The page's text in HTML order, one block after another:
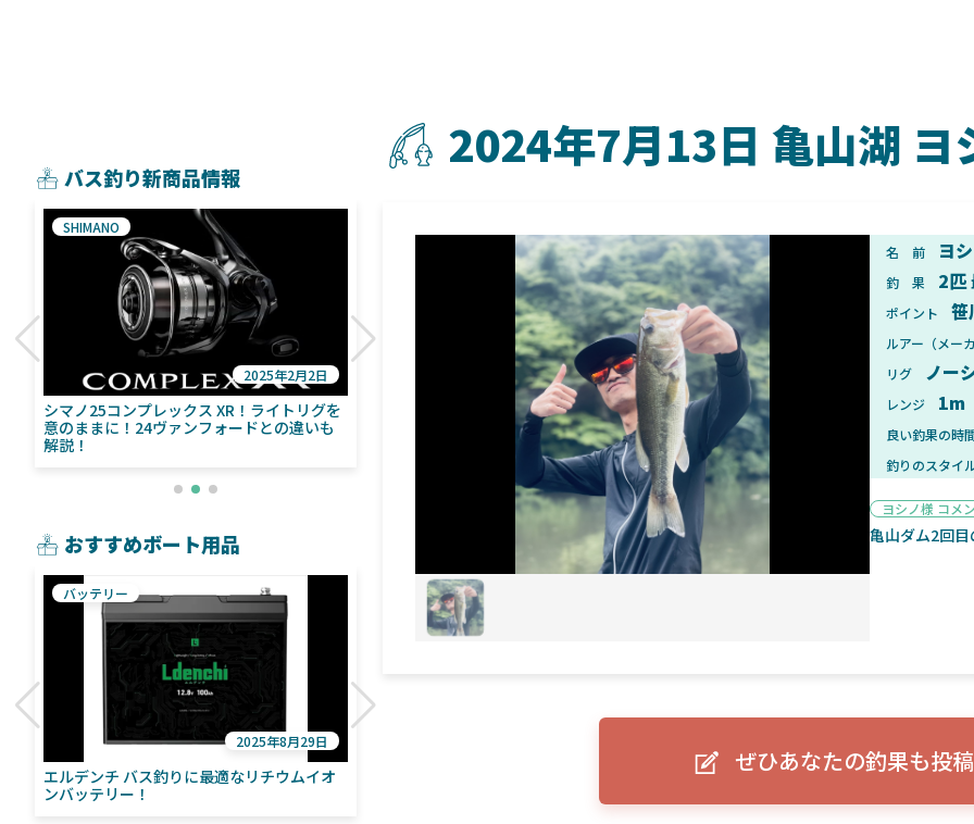
2024年7月13日 亀山湖 ヨ
名 前 ヨ
釣 果 2匹
ポイント 笹
ルアー（メー
リグ
ノー
レンジ 1m
良い釣果の時
釣りのスタイ
ヨシノ様 コメ
亀山ダム2回
ぜひあなたの釣果も投
バス釣り新商品情報
シマノ25コンプレックス XR！ライトリグを
意のままに！24ヴァンフォードとの違いも
解説！
SHIMANO
2025年2月2日
シマノ24ヴァンフォード！自重155gと超軽
量！ストラディックとの違いも解説！
2025年1月28日
2025年11月発売予定！DAIWA ふ
ふく魚はビッグベイト初心者にお
2025年
おすすめボート用品
エルデンチ バス釣りに最適なリチウムイオ
ンバッテリー！
バッテリー
2025年8月29日
ライブソナーをより身近に！HOOK REVEAL
魚探
ELowrance EAGLE 7/9インチ トリ